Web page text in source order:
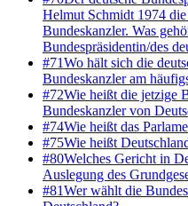
Helmut Schmidt 1974
Bundeskanzler. Was
Bundespräsidentin/des
#71Wo hält sich die
Bundeskanzler am
#72Wie heißt die jetzige
Bundeskanzler von
#74Wie heißt das
#75Wie heißt
#80Welches Gericht in
Auslegung des
#81Wer wählt die